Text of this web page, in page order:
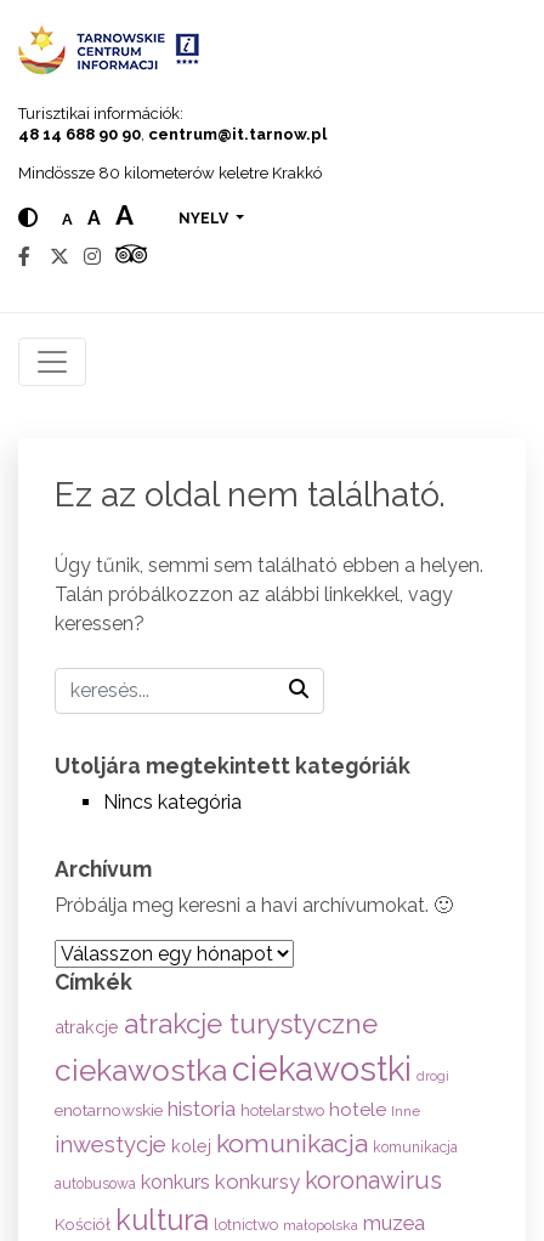
Turisztikai információk:
48 14 688 90 90 centrum@it.tarnow.pl
Mindössze 80 kilometerów keletre Krakkó
A A A NYELV
Ez az oldal nem található.
Úgy tűnik, semmi sem található ebben a helyen.
Talán próbálkozzon az alábbi linkekkel, vagy
keressen?
Utoljára megtekintett kategóriák
Nincs kategória
Archívum
Próbálja meg keresni a havi archívumokat. 🙂
Archívum
Címkék
atrakcje atrakcje turystyczne
ciekawostka ciekawostki drogi
enotarnowskie historia hotelarstwo hotele Inne
inwestycje kolej komunikacja komunikacja
autobusowa konkurs konkursy koronawirus
Kościół kultura lotnictwo małopolska muzea